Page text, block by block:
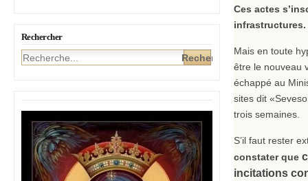
Rechercher
Ces actes
infrastructures.
Mais en toute
être le nouveau
échappé au
sites dit
trois semaines.
S’il faut rester
constater que
incitations